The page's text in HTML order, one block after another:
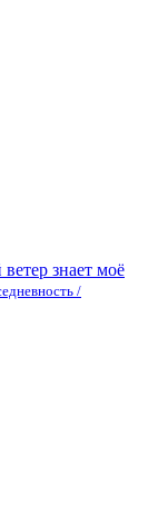
знает моё
/